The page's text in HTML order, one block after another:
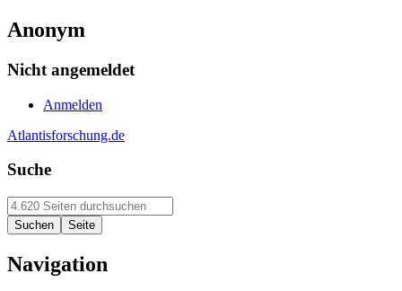
Anonym
Nicht angemeldet
Anmelden
Atlantisforschung.de
Suche
Navigation